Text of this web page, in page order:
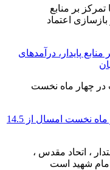
پایدار، درآمدهای
حق بیمه تولیدی بیمه ملت در چهار ماه نخست امسال از 14.5